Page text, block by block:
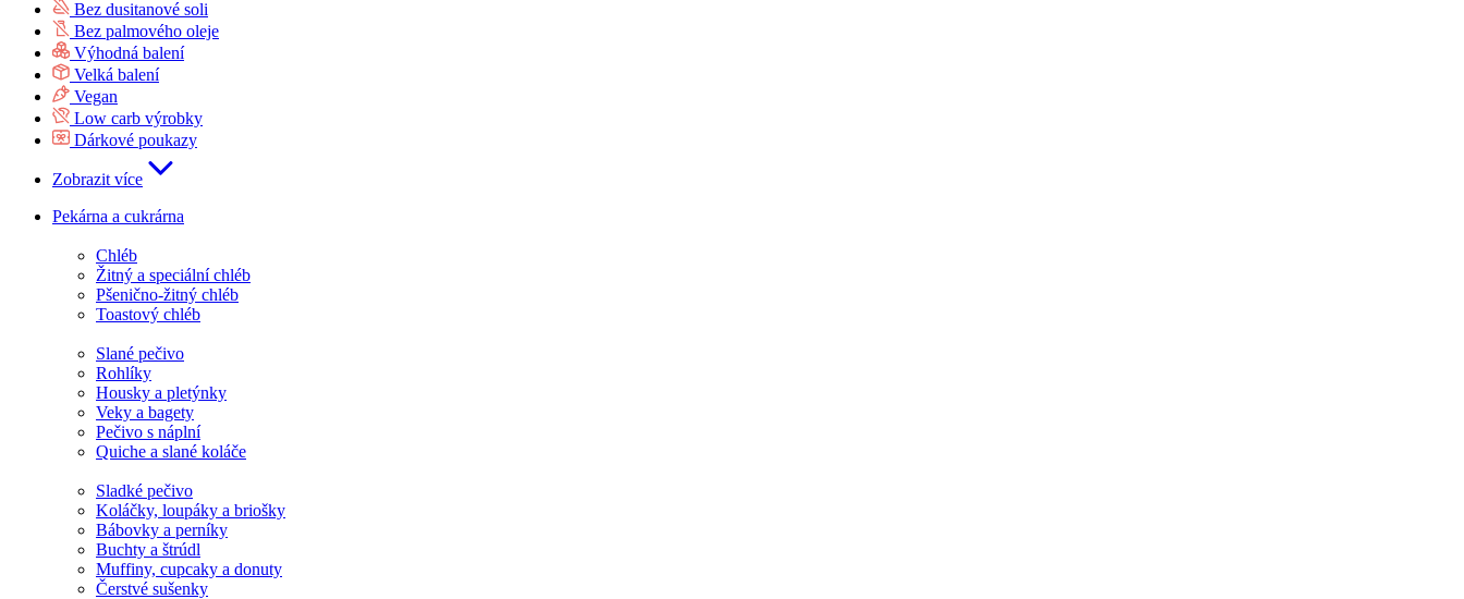
Bez dusitanové soli
Bez palmového oleje
Výhodná balení
Velká balení
Vegan
Low carb výrobky
Dárkové poukazy
Zobrazit více
Pekárna a cukrárna
Chléb
Žitný a speciální chléb
Pšenično-žitný chléb
Toastový chléb
Slané pečivo
Rohlíky
Housky a pletýnky
Veky a bagety
Pečivo s náplní
Quiche a slané koláče
Sladké pečivo
Koláčky, loupáky a briošky
Bábovky a perníky
Buchty a štrúdl
Muffiny, cupcaky a donuty
Čerstvé sušenky